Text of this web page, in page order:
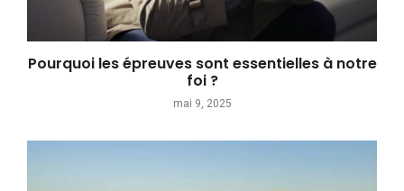
Pourquoi les épreuves sont essentielles à notre
foi ?
mai 9, 2025